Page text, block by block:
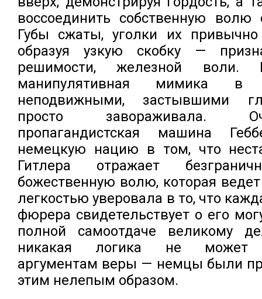
воссоединить собственную
Губы сжаты, уголки их
образуя узкую скобку —
решимости, железной
манипулятивная мимика в
неподвижными, застывшими
просто завораживала.
пропагандистская машина
немецкую нацию в том, что
Гитлера отражает
божественную волю, которая
легкостью уверовала в то, что
фюрера свидетельствует о его
полной самоотдаче великому
никакая логика не может
аргументам веры — немцы были
этим нелепым образом.